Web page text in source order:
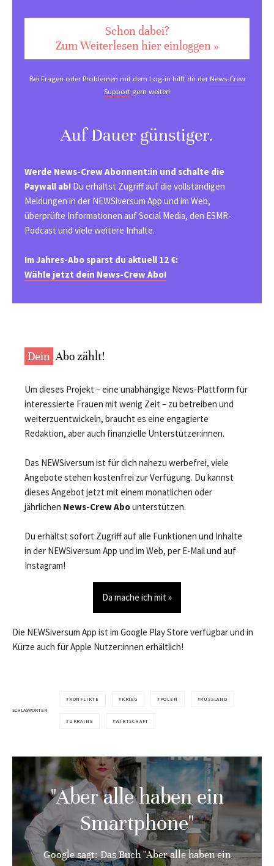
Schon dabei?
Zum Weiterlesen hier einloggen »
Bei Fragen oder Problemen mit dem Log-in hilft dir derNews-Crew
Support gern weiter!
Auf Dauer günstiger.
Werde News-Crew Abonnent:in und schalte die
Paywall ab! Du erhältst Zugriff auf die vollständigen
Meldungen in der NEWSiversum App und im Web,
überprüfte Informationen auf Social Media, den ESMR-
Podcast und viele weitere Inhalte.
Im Jahres-Abo sparst du aktuell 12 €:
Wähle jetzt dein News-Crew Abo!
Dein Abo zählt!
Um dieses Projekt – eine unabhängige News-Plattform für
interessierte Frauen mit wenig Zeit – zu betreiben und
weiterzuentwickeln, braucht es eine engagierte
Redaktion, aber auch finanzielle Unterstützer:innen.
Das NEWSiversum ist für dich nahezu werbefrei, viele
Angebote stehen kostenfrei zur Verfügung. Du kannst
dieses Angebot jetzt mit einem monatlichen oder
jährlichen News-Crew Abounterstützen.
Du erhältst sofort Zugriff auf alle Funktionen und Inhalte
in der NEWSiversum App und im Web, per E-Mail und auf
Instagram!
Da mache ich mit »
Die NEWSiversum App ist im Google Play Store verfügbar und in
Kürze auch für Apple Nutzer:innen erhältlich!
SCHLAGWÖRTER
KONFLIKTE KRIEG POLEN RUSSLAND
UKRAINE WIRTSCHAFT
"Aber alle haben ein
Smartphone"
Google sagt: Das Buch "Aber alle haben ein